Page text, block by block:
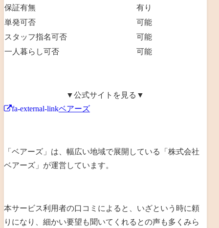
保証有無
有り
単発可否
可能
スタッフ指名可否
可能
一人暮らし可否
可能
▼公式サイトを見る▼
fa-external-linkベアーズ
「ベアーズ」は、幅広い地域で展開している「 株式会社
ベアーズ 」が運営しています。
本サービス利用者の口コミによると、いざという時に頼
りになり、細かい要望も聞いてくれるとの声も多くみら